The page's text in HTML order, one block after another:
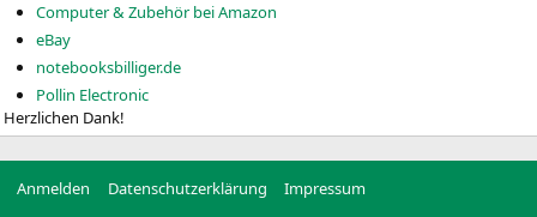
Computer & Zubehör bei Amazon
eBay
notebooksbilliger.de
Pollin Electronic
Herzlichen Dank!
Anmelden Datenschutzerklärung Impressum